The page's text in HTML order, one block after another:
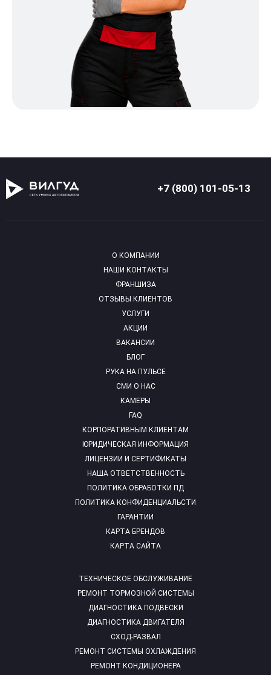
+7 (800) 101-05-13
О КОМПАНИИ
НАШИ КОНТАКТЫ
ФРАНШИЗА
ОТЗЫВЫ КЛИЕНТОВ
УСЛУГИ
АКЦИИ
ВАКАНСИИ
БЛОГ
РУКА НА ПУЛЬСЕ
СМИ О НАС
КАМЕРЫ
FAQ
ТЕХНИЧЕСКОЕ ОБСЛУЖИВАНИЕ
РЕМОНТ ТОРМОЗНОЙ СИСТЕМЫ
ДИАГНОСТИКА ПОДВЕСКИ
ДИАГНОСТИКА ДВИГАТЕЛЯ
СХОД-РАЗВАЛ
РЕМОНТ СИСТЕМЫ ОХЛАЖДЕНИЯ
РЕМОНТ КОНДИЦИОНЕРА
КОРПОРАТИВНЫМ КЛИЕНТАМ
ЮРИДИЧЕСКАЯ ИНФОРМАЦИЯ
ЛИЦЕНЗИИ И СЕРТИФИКАТЫ
НАША ОТВЕТСТВЕННОСТЬ
ПОЛИТИКА ОБРАБОТКИ ПД
ПОЛИТИКА КОНФИДЕНЦИАЛЬСТИ
ГАРАНТИИ
КАРТА БРЕНДОВ
КАРТА САЙТА